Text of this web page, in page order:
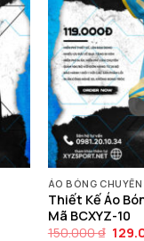
ÁO BÓNG CHUYỀN
Thiết Kế Áo
Mã BCXYZ-10
150.000₫ Giá